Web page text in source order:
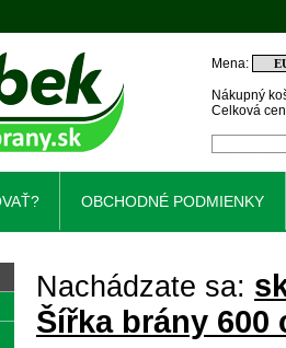
Nachádzate sa:
Šířka brány 600
Nákupný
Celková
Mena:
OBCHODNÉ PODMIENKY